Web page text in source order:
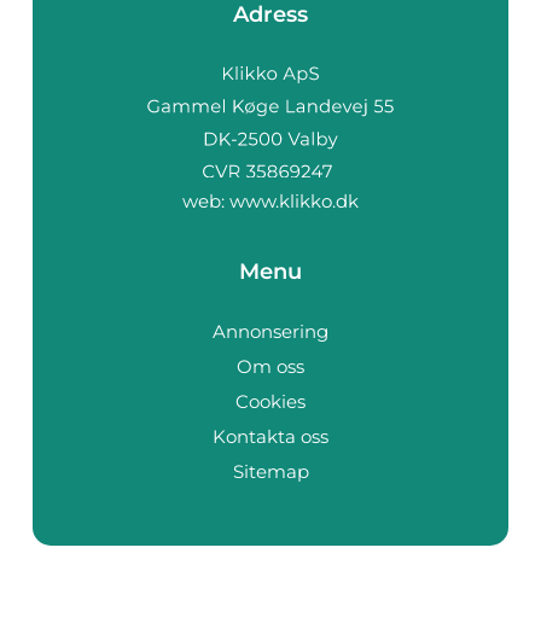
Adress
web: www.klikko.dk
Menu
Annonsering
Om oss
Cookies
Kontakta oss
Sitemap